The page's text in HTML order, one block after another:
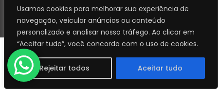
Usamos cookies para melhorar sua experiência de
navegação, veicular anúncios ou conteúdo
personalizado e analisar nosso tráfego. Ao clicar em
“Aceitar tudo”, você concorda com o uso de cookies.
Rejeitar todos Aceitar tudo
porFABIANDESIGN